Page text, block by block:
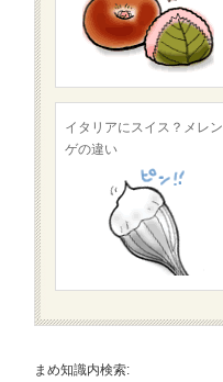
イタリアにスイス？メレン
ゲの違い
まめ知識内検索: